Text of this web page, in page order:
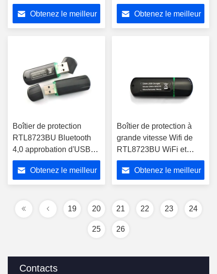
Contacts
Wifi de RTL8188EUS
WiFi avec l'antenne
intégrée
Obtenez le meilleur
direct de RTL8723BU
Wifi Bluetooth pour
Android
Obtenez le meilleur
Boîtier de protection
RTL8723BU Bluetooth
4,0 approbation d'USB
ROHS de Mini High
Speed WiFi/PORTÉE
Obtenez le meilleur
Boîtier de protection à
grande vitesse Wifi de
RTL8723BU WiFi et
boîtier de protection de
Bluetooth pour Android
Obtenez le meilleur
19 20 21 22 23 24
25 26